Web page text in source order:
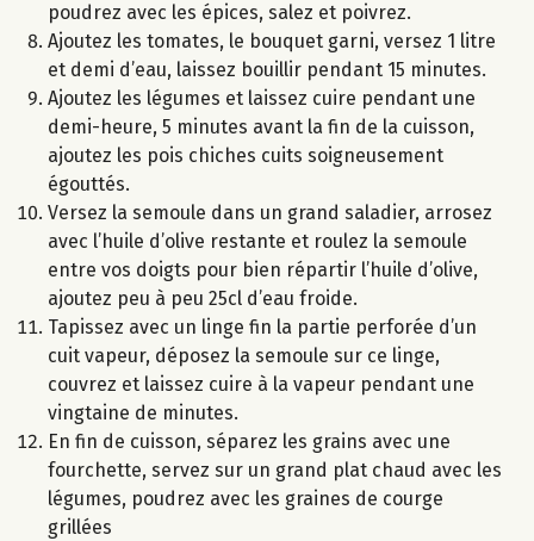
poudrez avec les épices, salez et poivrez.
Ajoutez les tomates, le bouquet garni, versez 1 litre
et demi d’eau, laissez bouillir pendant 15 minutes.
Ajoutez les légumes et laissez cuire pendant une
demi-heure, 5 minutes avant la fin de la cuisson,
ajoutez les pois chiches cuits soigneusement
égouttés.
Versez la semoule dans un grand saladier, arrosez
avec l’huile d’olive restante et roulez la semoule
entre vos doigts pour bien répartir l’huile d’olive,
ajoutez peu à peu 25cl d’eau froide.
Tapissez avec un linge fin la partie perforée d’un
cuit vapeur, déposez la semoule sur ce linge,
couvrez et laissez cuire à la vapeur pendant une
vingtaine de minutes.
En fin de cuisson, séparez les grains avec une
fourchette, servez sur un grand plat chaud avec les
légumes, poudrez avec les graines de courge
grillées